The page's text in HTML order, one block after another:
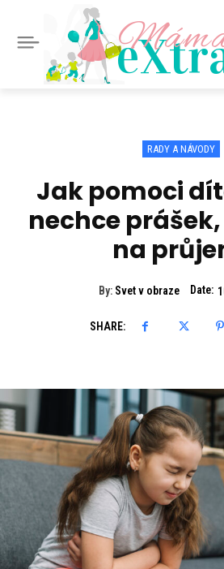
RADY A NÁVODY
Jak pomoci
nechce
na
By: Svet v obraze Date:
SHARE: